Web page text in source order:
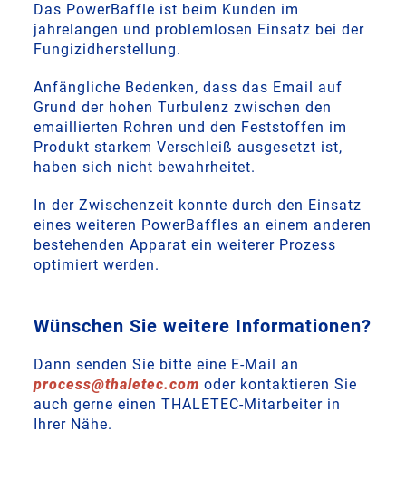
Das PowerBaffle ist beim Kunden im
jahrelangen und problemlosen Einsatz bei der
Fungizidherstellung.
Anfängliche Bedenken, dass das Email auf
Grund der hohen Turbulenz zwischen den
emaillierten Rohren und den Feststoffen im
Produkt starkem Verschleiß ausgesetzt ist,
haben sich nicht bewahrheitet.
In der Zwischenzeit konnte durch den Einsatz
eines weiteren PowerBaffles an einem anderen
bestehenden Apparat ein weiterer Prozess
optimiert werden.
Wünschen Sie weitere Informationen?
Dann senden Sie bitte eine E-Mail an
process@thaletec.com oder kontaktieren Sie
auch gerne einen THALETEC-Mitarbeiter in
Ihrer Nähe.